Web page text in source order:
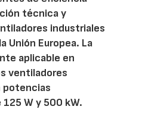
técnica y
industriales
Unión Europea. La
aplicable en
ventiladores
potencias
W y 500 kW.